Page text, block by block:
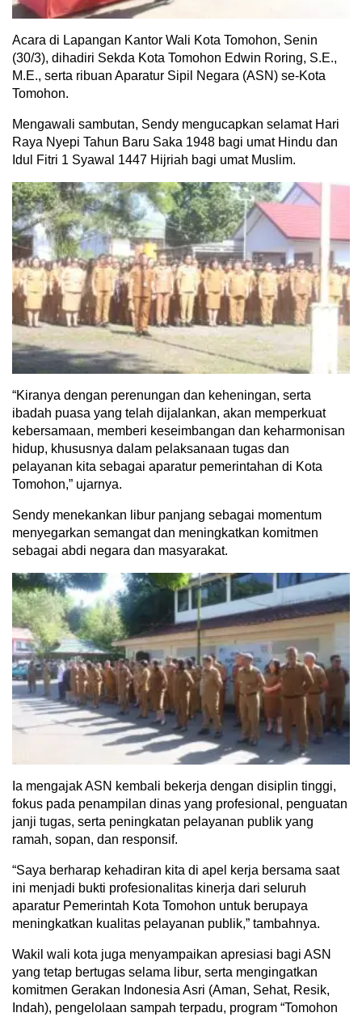
Acara di Lapangan Kantor Wali Kota Tomohon, Senin
(30/3), dihadiri Sekda Kota Tomohon Edwin Roring, S.E.,
M.E., serta ribuan Aparatur Sipil Negara (ASN) se-Kota
Tomohon.
Mengawali sambutan, Sendy mengucapkan selamat Hari
Raya Nyepi Tahun Baru Saka 1948 bagi umat Hindu dan
Idul Fitri 1 Syawal 1447 Hijriah bagi umat Muslim.
“Kiranya dengan perenungan dan keheningan, serta
ibadah puasa yang telah dijalankan, akan memperkuat
kebersamaan, memberi keseimbangan dan keharmonisan
hidup, khususnya dalam pelaksanaan tugas dan
pelayanan kita sebagai aparatur pemerintahan di Kota
Tomohon,” ujarnya.
Sendy menekankan libur panjang sebagai momentum
menyegarkan semangat dan meningkatkan komitmen
sebagai abdi negara dan masyarakat.
Ia mengajak ASN kembali bekerja dengan disiplin tinggi,
fokus pada penampilan dinas yang profesional, penguatan
janji tugas, serta peningkatan pelayanan publik yang
ramah, sopan, dan responsif.
“Saya berharap kehadiran kita di apel kerja bersama saat
ini menjadi bukti profesionalitas kinerja dari seluruh
aparatur Pemerintah Kota Tomohon untuk berupaya
meningkatkan kualitas pelayanan publik,” tambahnya.
Wakil wali kota juga menyampaikan apresiasi bagi ASN
yang tetap bertugas selama libur, serta mengingatkan
komitmen Gerakan Indonesia Asri (Aman, Sehat, Resik,
Indah), pengelolaan sampah terpadu, program “Tomohon